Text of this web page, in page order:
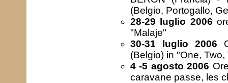
(Belgio, Portogallo,
28-29 luglio 2006
"Malaje"
30-31 luglio 2006
(Belgio) in "One, Two,
4 -5 agosto 2006
caravane passe, les